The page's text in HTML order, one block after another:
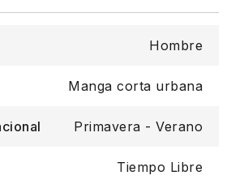
Hombre
Manga corta urbana
Primavera - Verano
Tiempo Libre